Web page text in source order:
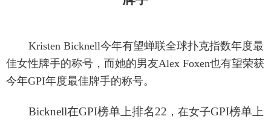
Kristen Bicknell今年有望蝉联全球扑克指数年度最
佳女性牌手的称号，而她的男友Alex Foxen也有望荣获
今年GPI年度最佳牌手的称号。
Bicknell在GPI榜单上排名22 ，在女子GPI榜单上